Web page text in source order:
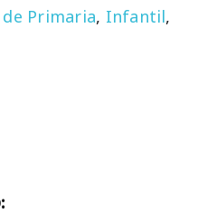
de Primaria, Infantil,